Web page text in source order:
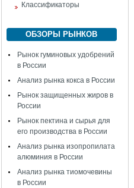
Классификаторы
ОБЗОРЫ РЫНКОВ
Рынок гуминовых удобрений
в России
Анализ рынка кокса в России
Рынок защищенных жиров в
России
Рынок пектина и сырья для
его производства в России
Анализ рынка изопропилата
алюминия в России
Анализ рынка тиомочевины
в России